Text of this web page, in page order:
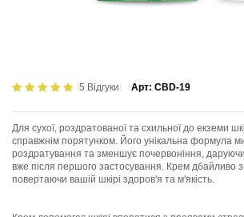
5 Відгуки Арт: CBD-19
Для сухої, роздратованої та схильної до екземи
справжнім порятунком. Його унікальна формула
роздратування та зменшує почервоніння,
вже після першого застосування. Крем дбайливо
повертаючи вашій шкірі здоров'я та м'якість.